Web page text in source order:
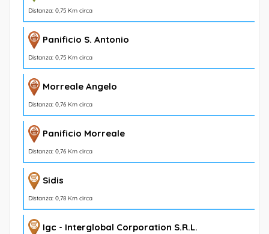
Distanza: 0,75 Km circa
Panificio S. Antonio
Distanza: 0,75 Km circa
Morreale Angelo
Distanza: 0,76 Km circa
Panificio Morreale
Distanza: 0,76 Km circa
Sidis
Distanza: 0,78 Km circa
Igc - Interglobal Corporation S.R.L.